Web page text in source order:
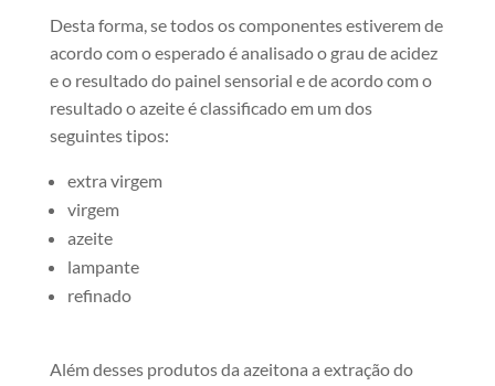
Desta forma, se todos os componentes estiverem de
acordo com o esperado é analisado o grau de acidez
e o resultado do painel sensorial e de acordo com o
resultado o azeite é classificado em um dos
seguintes tipos:
extra virgem
virgem
azeite
lampante
refinado
Além desses produtos da azeitona a extração do